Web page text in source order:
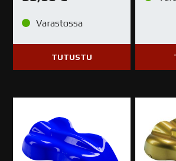
Varastossa
TUTUSTU